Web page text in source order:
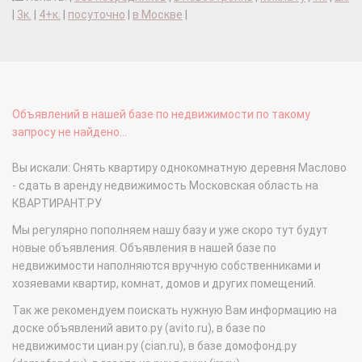
3к. 4+к. посуточно в Москве
Объявлений в нашей базе по недвижимости по такому
запросу не найдено...
Вы искали: Снять квартиру однокомнатную деревня Маслово
- сдать в аренду недвижимость Московская область на
КВАРТИРАНТ.РУ
Мы регулярно пополняем нашу базу и уже скоро тут будут
новые объявления. Объявления в нашей базе по
недвижимости наполняются вручную собственниками и
хозяевами квартир, комнат, домов и других помещений.
Так же рекомендуем поискать нужную Вам информацию на
доске объявлений авито.ру (avito.ru), в базе по
недвижимости циан.ру (cian.ru), в базе домофонд.ру